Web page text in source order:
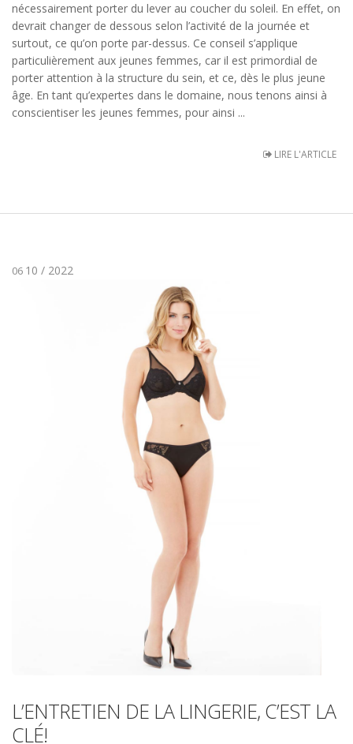
nécessairement porter du lever au coucher du soleil. En effet, on
devrait changer de dessous selon l’activité de la journée et
surtout, ce qu’on porte par-dessus. Ce conseil s’applique
particulièrement aux jeunes femmes, car il est primordial de
porter attention à la structure du sein, et ce, dès le plus jeune
âge. En tant qu’expertes dans le domaine, nous tenons ainsi à
conscientiser les jeunes femmes, pour ainsi ...
LIRE L'ARTICLE
06 10 / 2022
L’ENTRETIEN DE LA LINGERIE, C’EST LA
CLÉ!